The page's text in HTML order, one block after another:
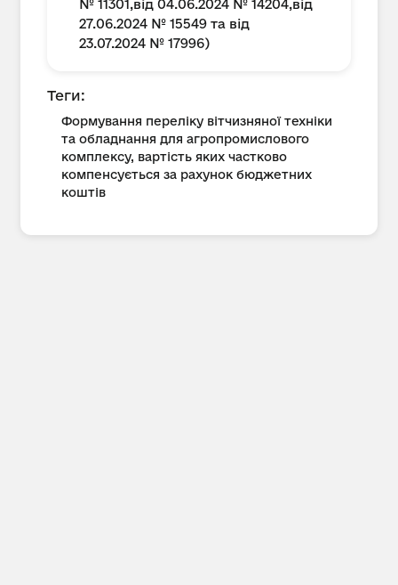
№ 11301,від 04.06.2024 № 14204,від
27.06.2024 № 15549 та від
23.07.2024 № 17996)
Теги:
Формування переліку вітчизняної техніки
та обладнання для агропромислового
комплексу, вартість яких частково
компенсується за рахунок бюджетних
коштів